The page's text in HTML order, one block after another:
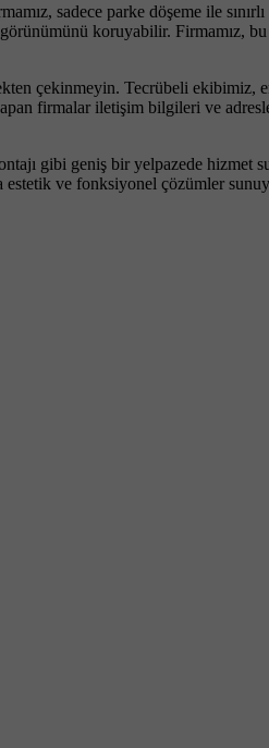
sadece parke döşeme ile
koruyabilir. Firmamız,
çekinmeyin. Tecrübeli
firmalar iletişim bilgileri ve
gibi geniş bir yelpazede
ve fonksiyonel çözümler